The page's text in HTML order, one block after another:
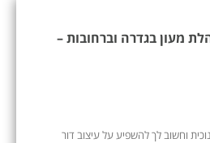
מעון בגדרה וברחובות –
וחשוב לך להשפיע על עיצוב דור